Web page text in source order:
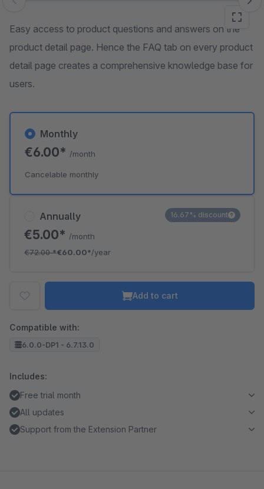
Skip image gallery
Easy access to product questions and answers on the
product detail page. Hence the FAQ tab on every product
detail page creates a comprehensive knowledge base for
users.
Annually
€5.00* /month
€72.00*€60.00*/year
16.67% discount
Monthly
€6.00* /month
Cancelable monthly
Add to cart
Compatible with:
6.0.0-DP1 - 6.7.13.0
Includes:
Free trial month
All updates
Support from the Extension Partner